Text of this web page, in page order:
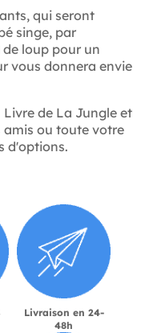
qui seront
singe, par
loup pour un
vous donnera envie
de La Jungle et
amis ou toute votre
d'options.
Livraison en 24-
48h